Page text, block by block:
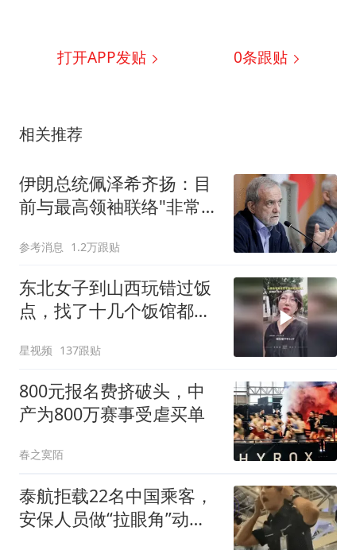
打开APP发贴 0条跟贴
相关推荐
伊朗总统佩泽希齐扬：目
前与最高领袖联络"非常困
参考消息 1.2万跟贴
东北女子到山西玩错过饭
点，找了十几个饭馆都没
星视频 137跟贴
800元报名费挤破头，中
产为800万赛事受虐买单
春之寞陌
泰航拒载22名中国乘客，
安保人员做“拉眼角”动